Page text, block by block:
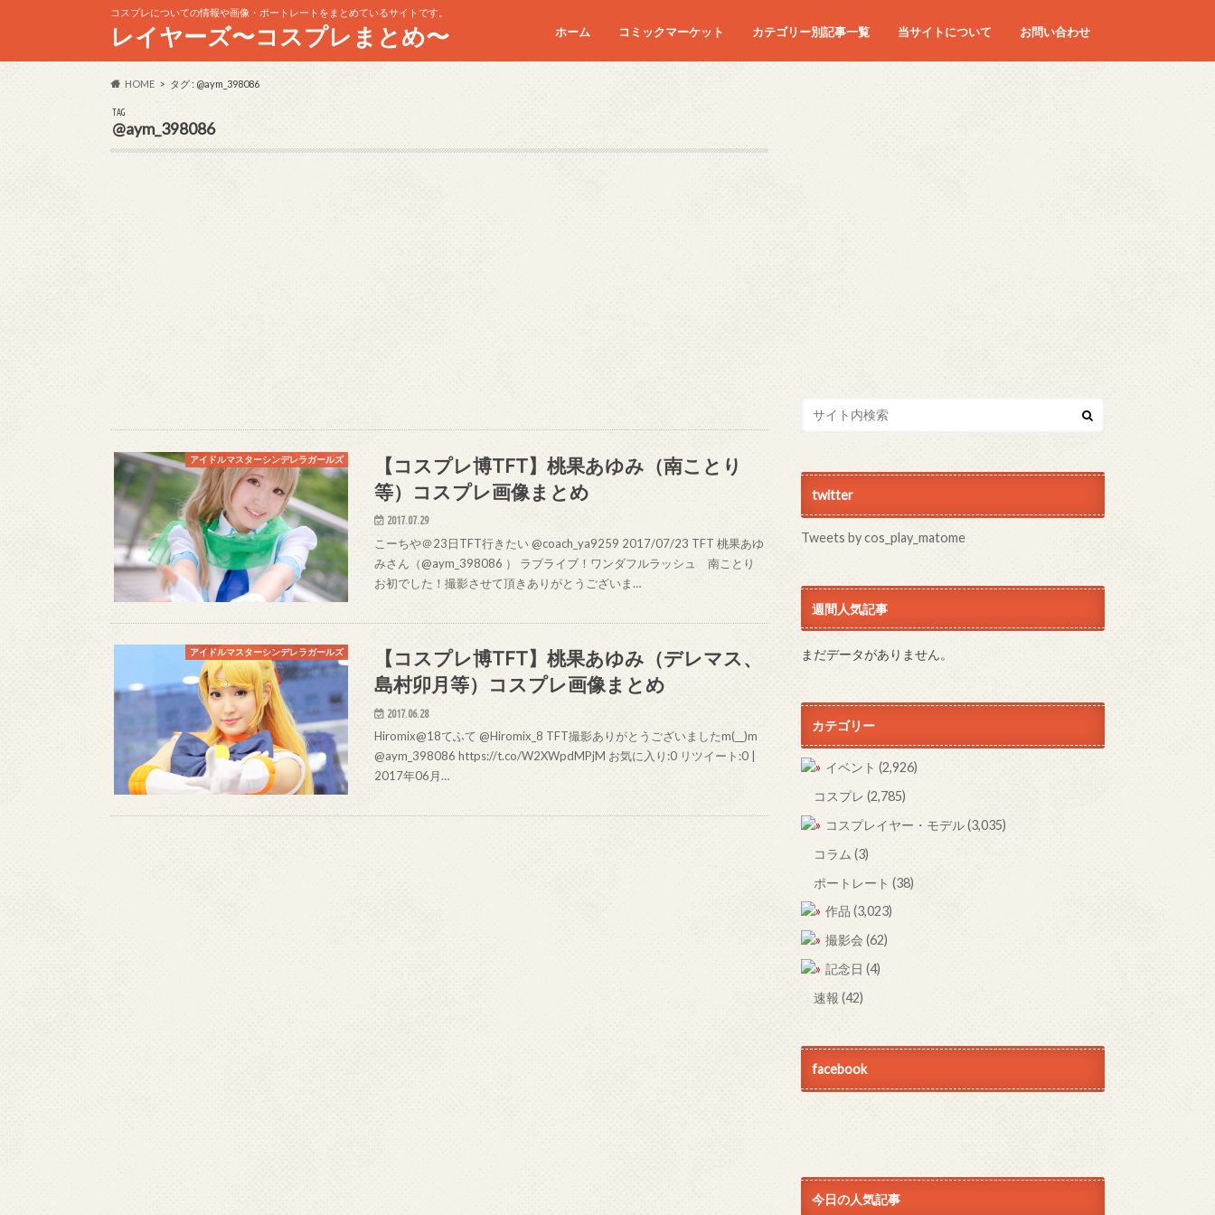
コスプレについての情報や画像・ポートレートをまとめているサイトです。
レイヤーズ〜コスプレまとめ〜 ホーム コミックマーケット
コミケC90
コミケC91
コミケC92
コミケC93
コミケC94
コミケC95
カテゴリー別記事一覧 当サイトについて お問い合わせ
HOME タグ : @aym_398086
TAG
@aym_398086
アイドルマスターシンデレラガールズ
【コスプレ博TFT】桃果あゆみ（南ことり
等）コスプレ画像まとめ
2017.07.29
こーちや＠23日TFT行きたい @coach_ya9259 2017/07/23 TFT 桃果あゆ
みさん（@aym_398086 ） ラブライブ！ワンダフルラッシュ 南ことり
お初でした！撮影させて頂きありがとうございま…
アイドルマスターシンデレラガールズ
【コスプレ博TFT】桃果あゆみ（デレマス、
島村卯月等）コスプレ画像まとめ
2017.06.28
Hiromix@18てふて @Hiromix_8 TFT撮影ありがとうございましたm(__)m
@aym_398086 https://t.co/W2XWpdMPjM お気に入り:0 リツイート:0 |
2017年06月…
twitter
Tweets by cos_play_matome
週間人気記事
まだデータがありません。
カテゴリー
イベント (2,926)
コスプレ (2,785)
コスプレイヤー・モデル(3,035)
コラム (3)
ポートレート (38)
作品 (3,023)
撮影会 (62)
記念日 (4)
速報 (42)
facebook
今日の人気記事